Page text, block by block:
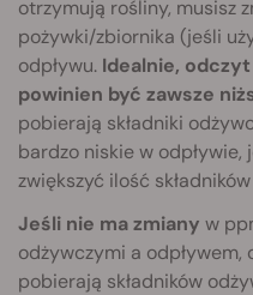
otrzymują rośliny, musisz
pożywki/zbiornika (jeśli
odpływu. Idealnie, odczyt
powinien być zawsze
pobierają składniki
bardzo niskie w odpływie,
zwiększyć ilość
Jeśli nie ma zmiany w
odżywczymi a odpływem,
pobierają składników